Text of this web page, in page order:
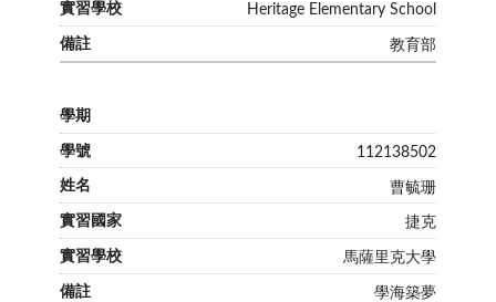
Heritage Elementary School
教育部
112138502
曹毓珊
捷克
馬薩里克大學
學海築夢